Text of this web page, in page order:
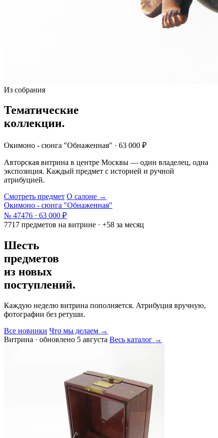
Из собрания
Тематические
коллекции.
Окимоно - сюнга "Обнаженная" · 63 000 ₽
Авторская витрина в центре Москвы — один владелец, одна
экспозиция. Каждый предмет с историей и ручной
атрибуцией.
Смотреть предмет О салоне →
Окимоно - сюнга "Обнаженная"
№ 47476 · 63 000 ₽
7717 предметов на витрине · +58 за месяц
Шесть
предметов
из новых
поступлений.
Каждую неделю витрина пополняется. Атрибуция вручную,
фотографии без ретуши.
Все новинки Что мы делаем →
Витрина · обновлено 5 августа Весь каталог →